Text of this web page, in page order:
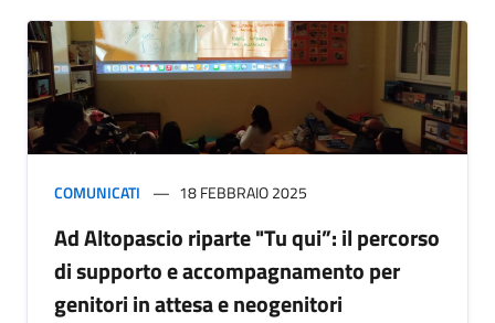
COMUNICATI 18 FEBBRAIO 2025
Ad Altopascio riparte "Tu qui”: il percorso
di supporto e accompagnamento per
genitori in attesa e neogenitori